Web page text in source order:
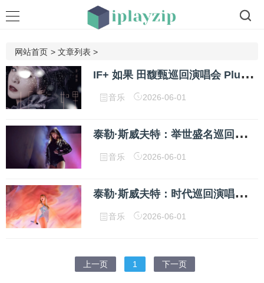
网站首页 > 文章列表 >
I
F+ 如果 田馥甄巡回演唱会 Plus Hebe IF Only Concert Live 2017
音乐 2026-06-01
泰
勒·斯威夫特：举世盛名巡回演唱会 Taylor Swift Reputation Stadium Tour 2018 网盘下载
音乐 2026-06-01
泰
勒·斯威夫特：时代巡回演唱会 Taylor Swift The Eras Tour 2023 网盘下载
音乐 2026-06-01
上一页 1 下一页